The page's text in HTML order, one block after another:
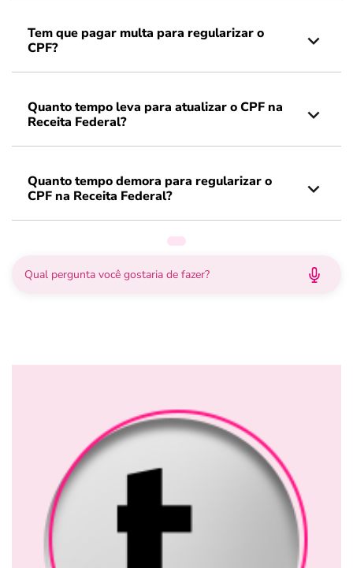
Tem que pagar multa para regularizar o
CPF?
Quanto tempo leva para atualizar o CPF na
Receita Federal?
Quanto tempo demora para regularizar o
CPF na Receita Federal?